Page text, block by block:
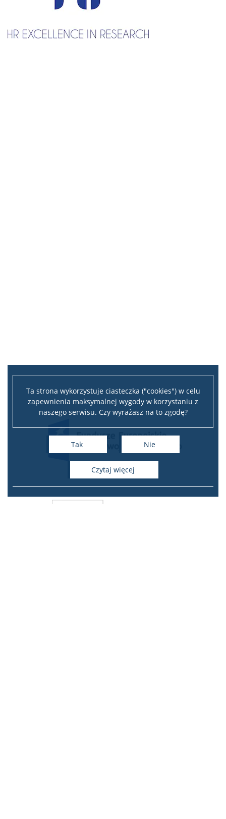
Ta strona wykorzystuje ciasteczka ("cookies") w celu
zapewnienia maksymalnej wygody w korzystaniu z
naszego serwisu. Czy wyrażasz na to zgodę?
Tak Nie
czytaj więcej